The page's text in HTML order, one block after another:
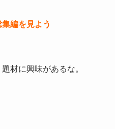
編を見よう
材に興味があるな。